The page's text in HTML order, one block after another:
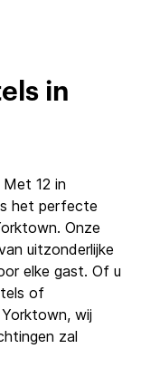
in
12 in
het perfecte
Onze
uitzonderlijke
elke gast. Of u
of
wij
zal